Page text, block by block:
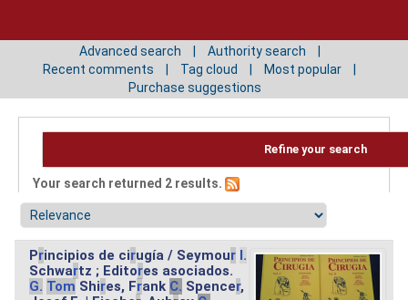
Advanced search
Authority search
Recent comments
Tag cloud
Most popular
Purchase suggestions
Refine your search
Your search returned 2 results.
Principios de cirugía / Seymour I.
Schwartz ; Editores asociados.
G. Tom Shires, Frank C. Spencer,